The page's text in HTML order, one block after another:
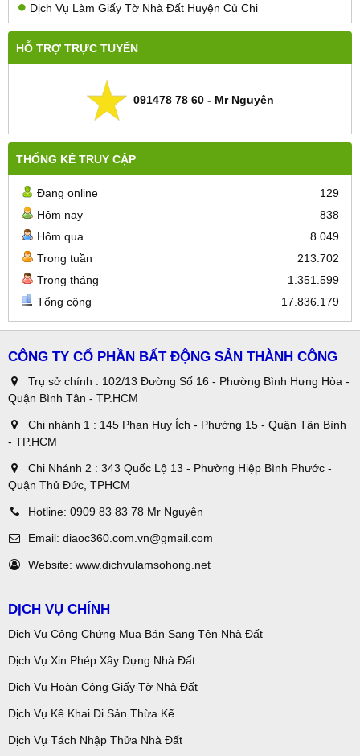
Dịch Vụ Làm Giấy Tờ Nhà Đất Huyện Củ Chi
HỖ TRỢ TRỰC TUYẾN
091478 78 60 - Mr Nguyên
THỐNG KÊ TRUY CẬP
Đang online
129
Hôm nay
838
Hôm qua
8.049
Trong tuần
213.702
Trong tháng
1.351.599
Tổng cộng
17.836.179
CÔNG TY CỔ PHẦN BẤT ĐỘNG SẢN THÀNH CÔNG
Trụ sở chính : 102/13 Đường Số 16 - Phường Bình Hưng Hòa -
Quận Bình Tân - TP.HCM
Chi nhánh 1 : 145 Phan Huy Ích - Phường 15 - Quận Tân Bình
- TP.HCM
Chi Nhánh 2 : 343 Quốc Lộ 13 - Phường Hiệp Bình Phước -
Quận Thủ Đức, TPHCM
Hotline: 0909 83 83 78 Mr Nguyên
Email: diaoc360.com.vn@gmail.com
Website: www.dichvulamsohong.net
DỊCH VỤ CHÍNH
Dịch Vụ Công Chứng Mua Bán Sang Tên Nhà Đất
Dịch Vụ Xin Phép Xây Dựng Nhà Đất
Dịch Vụ Hoàn Công Giấy Tờ Nhà Đất
Dịch Vụ Kê Khai Di Sản Thừa Kế
Dịch Vụ Tách Nhập Thửa Nhà Đất